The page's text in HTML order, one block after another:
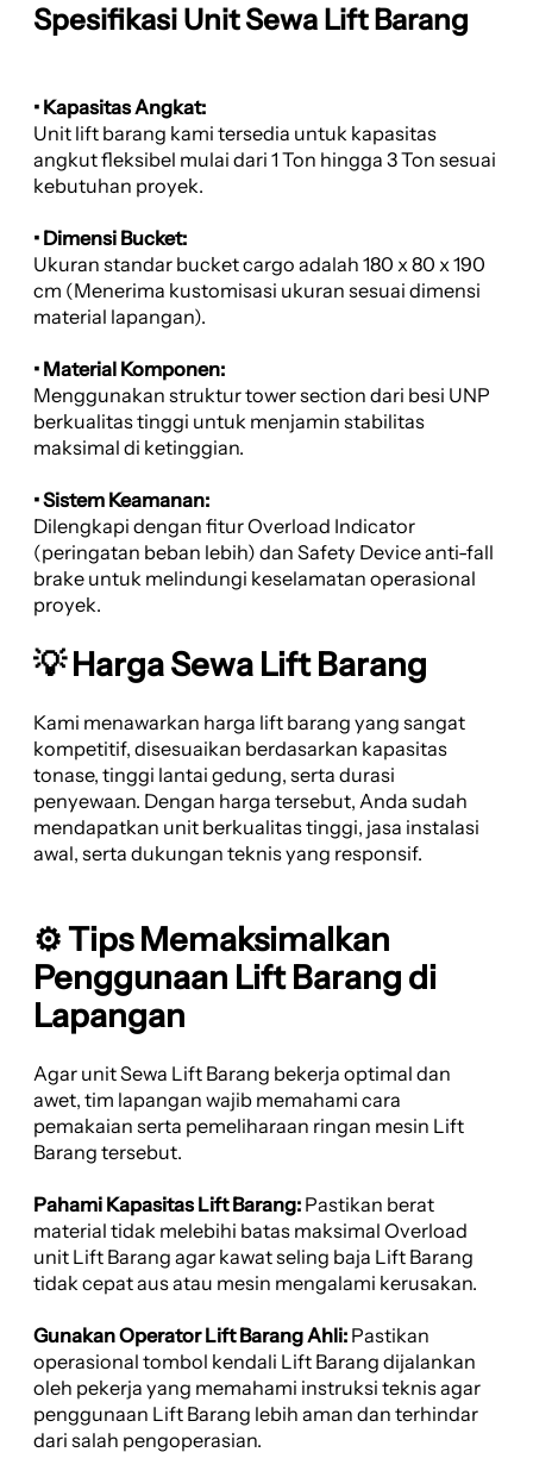
Spesifikasi Unit Sewa Lift Barang
• Kapasitas Angkat:
Unit lift barang kami tersedia untuk kapasitas
angkut fleksibel mulai dari 1 Ton hingga 3 Ton sesuai
kebutuhan proyek.
• Dimensi Bucket:
Ukuran standar bucket cargo adalah 180 x 80 x 190
cm (Menerima kustomisasi ukuran sesuai dimensi
material lapangan).
• Material Komponen:
Menggunakan struktur tower section dari besi UNP
berkualitas tinggi untuk menjamin stabilitas
maksimal di ketinggian.
• Sistem Keamanan:
Dilengkapi dengan fitur Overload Indicator
(peringatan beban lebih) dan Safety Device anti-fall
brake untuk melindungi keselamatan operasional
proyek.
💡 Harga Sewa Lift Barang
Kami menawarkan harga lift barang yang sangat
kompetitif, disesuaikan berdasarkan kapasitas
tonase, tinggi lantai gedung, serta durasi
penyewaan. Dengan harga tersebut, Anda sudah
mendapatkan unit berkualitas tinggi, jasa instalasi
awal, serta dukungan teknis yang responsif.
⚙️ Tips Memaksimalkan
Penggunaan Lift Barang di
Lapangan
Agar unit Sewa Lift Barang bekerja optimal dan
awet, tim lapangan wajib memahami cara
pemakaian serta pemeliharaan ringan mesin Lift
Barang tersebut.
Pahami Kapasitas Lift Barang: Pastikan berat
material tidak melebihi batas maksimal Overload
unit Lift Barang agar kawat seling baja Lift Barang
tidak cepat aus atau mesin mengalami kerusakan.
Gunakan Operator Lift Barang Ahli: Pastikan
operasional tombol kendali Lift Barang dijalankan
oleh pekerja yang memahami instruksi teknis agar
penggunaan Lift Barang lebih aman dan terhindar
dari salah pengoperasian.